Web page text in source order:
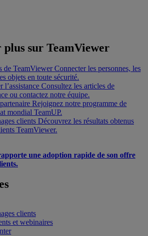
plus sur TeamViewer
de TeamViewer Connecter les personnes, les
objets en toute sécurité.
l’assistance Consultez les articles de
ou contactez notre équipe.
Rejoignez notre programme de
mondial TeamUP.
clients Découvrez les résultats obtenus
TeamViewer.
une adoption rapide de son offre
clients
et webinaires